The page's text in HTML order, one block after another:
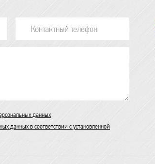
данных
данных в соответствии с установленной